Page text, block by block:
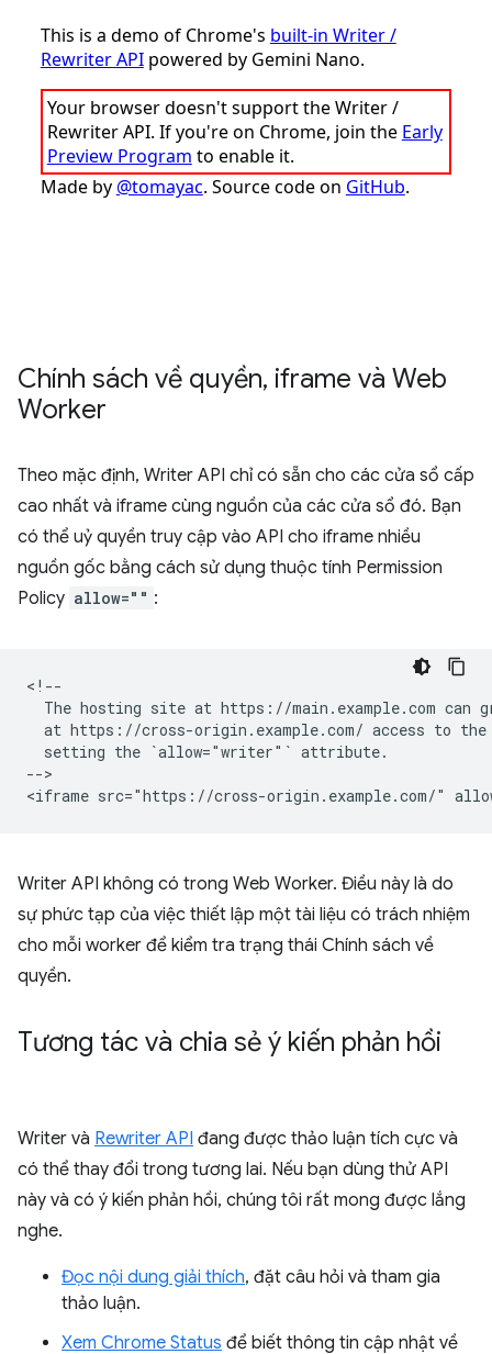
Chính sách về quyền, iframe và Web
Worker
Theo mặc định, Writer API chỉ có sẵn cho các cửa sổ cấp
cao nhất và iframe cùng nguồn của các cửa sổ đó. Bạn
có thể uỷ quyền truy cập vào API cho iframe nhiều
nguồn gốc bằng cách sử dụng thuộc tính Permission
Policy allow="" :
<!--
The hosting site at https://main.example.com can
at https://cross-origin.example.com/ access to
  setting the `allow="writer"` attribute.
-->
Writer API không có trong Web Worker. Điều này là do
sự phức tạp của việc thiết lập một tài liệu có trách nhiệm
cho mỗi worker để kiểm tra trạng thái Chính sách về
quyền.
Tương tác và chia sẻ ý kiến phản hồi
Writer và Rewriter API đang được thảo luận tích cực và
có thể thay đổi trong tương lai. Nếu bạn dùng thử API
này và có ý kiến phản hồi, chúng tôi rất mong được lắng
nghe.
Đọc nội dung giải thích, đặt câu hỏi và tham gia
thảo luận.
Xem Chrome Status để biết thông tin cập nhật về